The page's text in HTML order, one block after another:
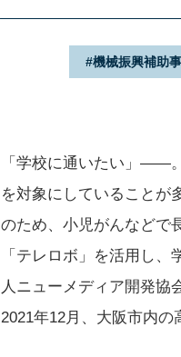
機械振興補助
「学校に通いたい」——
を対象にしていることが
のため、小児がんなどで
「テレロボ」を活用し
人ニューメディア開発協
2021年12月、大阪市内の